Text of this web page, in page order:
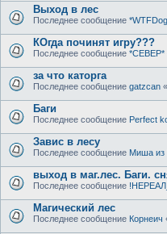
Выход в лес
Последнее сообщение
КОгда починят игру???
Последнее сообщение *СЕВЕР*
за что каторга
Последнее сообщение gatzcan «
Баги
Последнее сообщение Perfect
Завис в лесу
Последнее сообщение Миша из
выход в маг.лес. Баги.
Последнее сообщение
Магический лес
Последнее сообщение Корнеич